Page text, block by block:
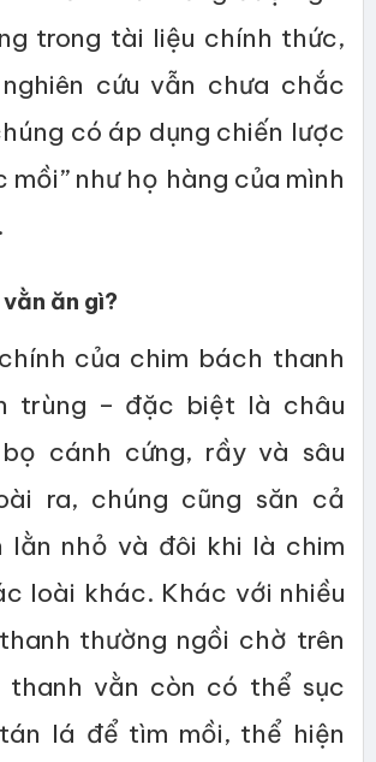
trong tài liệu chính thức,
cứu vẫn chưa chắc
có áp dụng chiến lược
mồi” như họ hàng của mình
ăn gì?
của chim bách thanh
trùng – đặc biệt là châu
cánh cứng, rầy và sâu
ra, chúng cũng săn cả
lằn nhỏ và đôi khi là chim
loài khác. Khác với nhiều
thường ngồi chờ trên
thanh vằn còn có thể sục
lá để tìm mồi, thể hiện